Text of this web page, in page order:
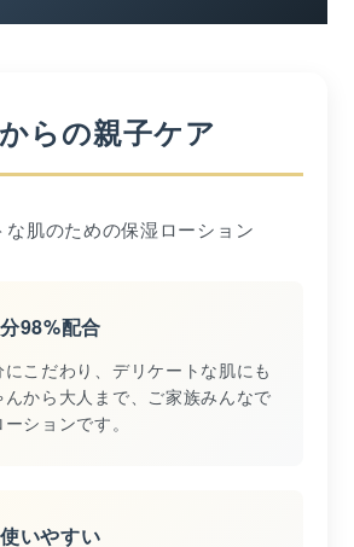
らの親子ケア
な肌のための保湿ローション
98%配合
こだわり、デリケートな肌にも
から大人まで、ご家族みんなで
ションです。
いやすい